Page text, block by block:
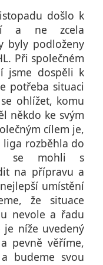
došlo k
a ne zcela
byly podloženy
Při společném
jsme dospěli k
potřeba situaci
ohlížet, komu
někdo ke svým
cílem je,
liga rozběhla do
se mohli s
na přípravu a
umístění
že situace
nevole a řadu
je níže uvedený
pevně věříme,
budeme svou